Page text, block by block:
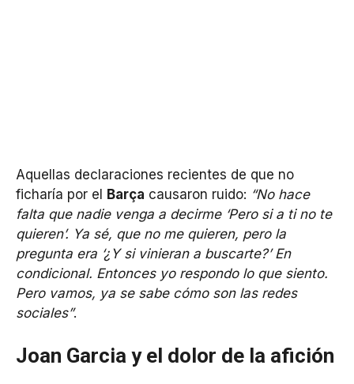
Aquellas declaraciones recientes de que no
ficharía por el
Barça causaron ruido: “No hace
falta que nadie venga a decirme ‘Pero si a ti no te
quieren’. Ya sé, que no me quieren, pero la
pregunta era ‘¿Y si vinieran a buscarte?’ En
condicional. Entonces yo respondo lo que siento.
Pero vamos, ya se sabe cómo son las redes
sociales”.
Joan Garcia y el dolor de la afición